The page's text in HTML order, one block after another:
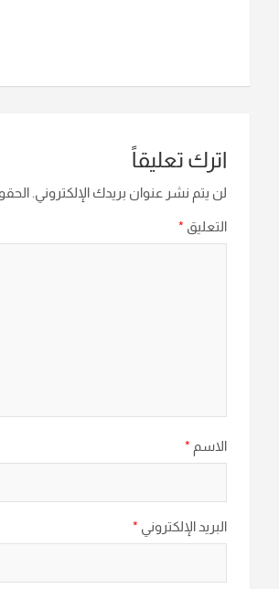
اترك تعليقاً
لن يتم نشر عنوان بريدك الإلكتروني.
التعليق *
الاسم *
البريد الإلكتروني *